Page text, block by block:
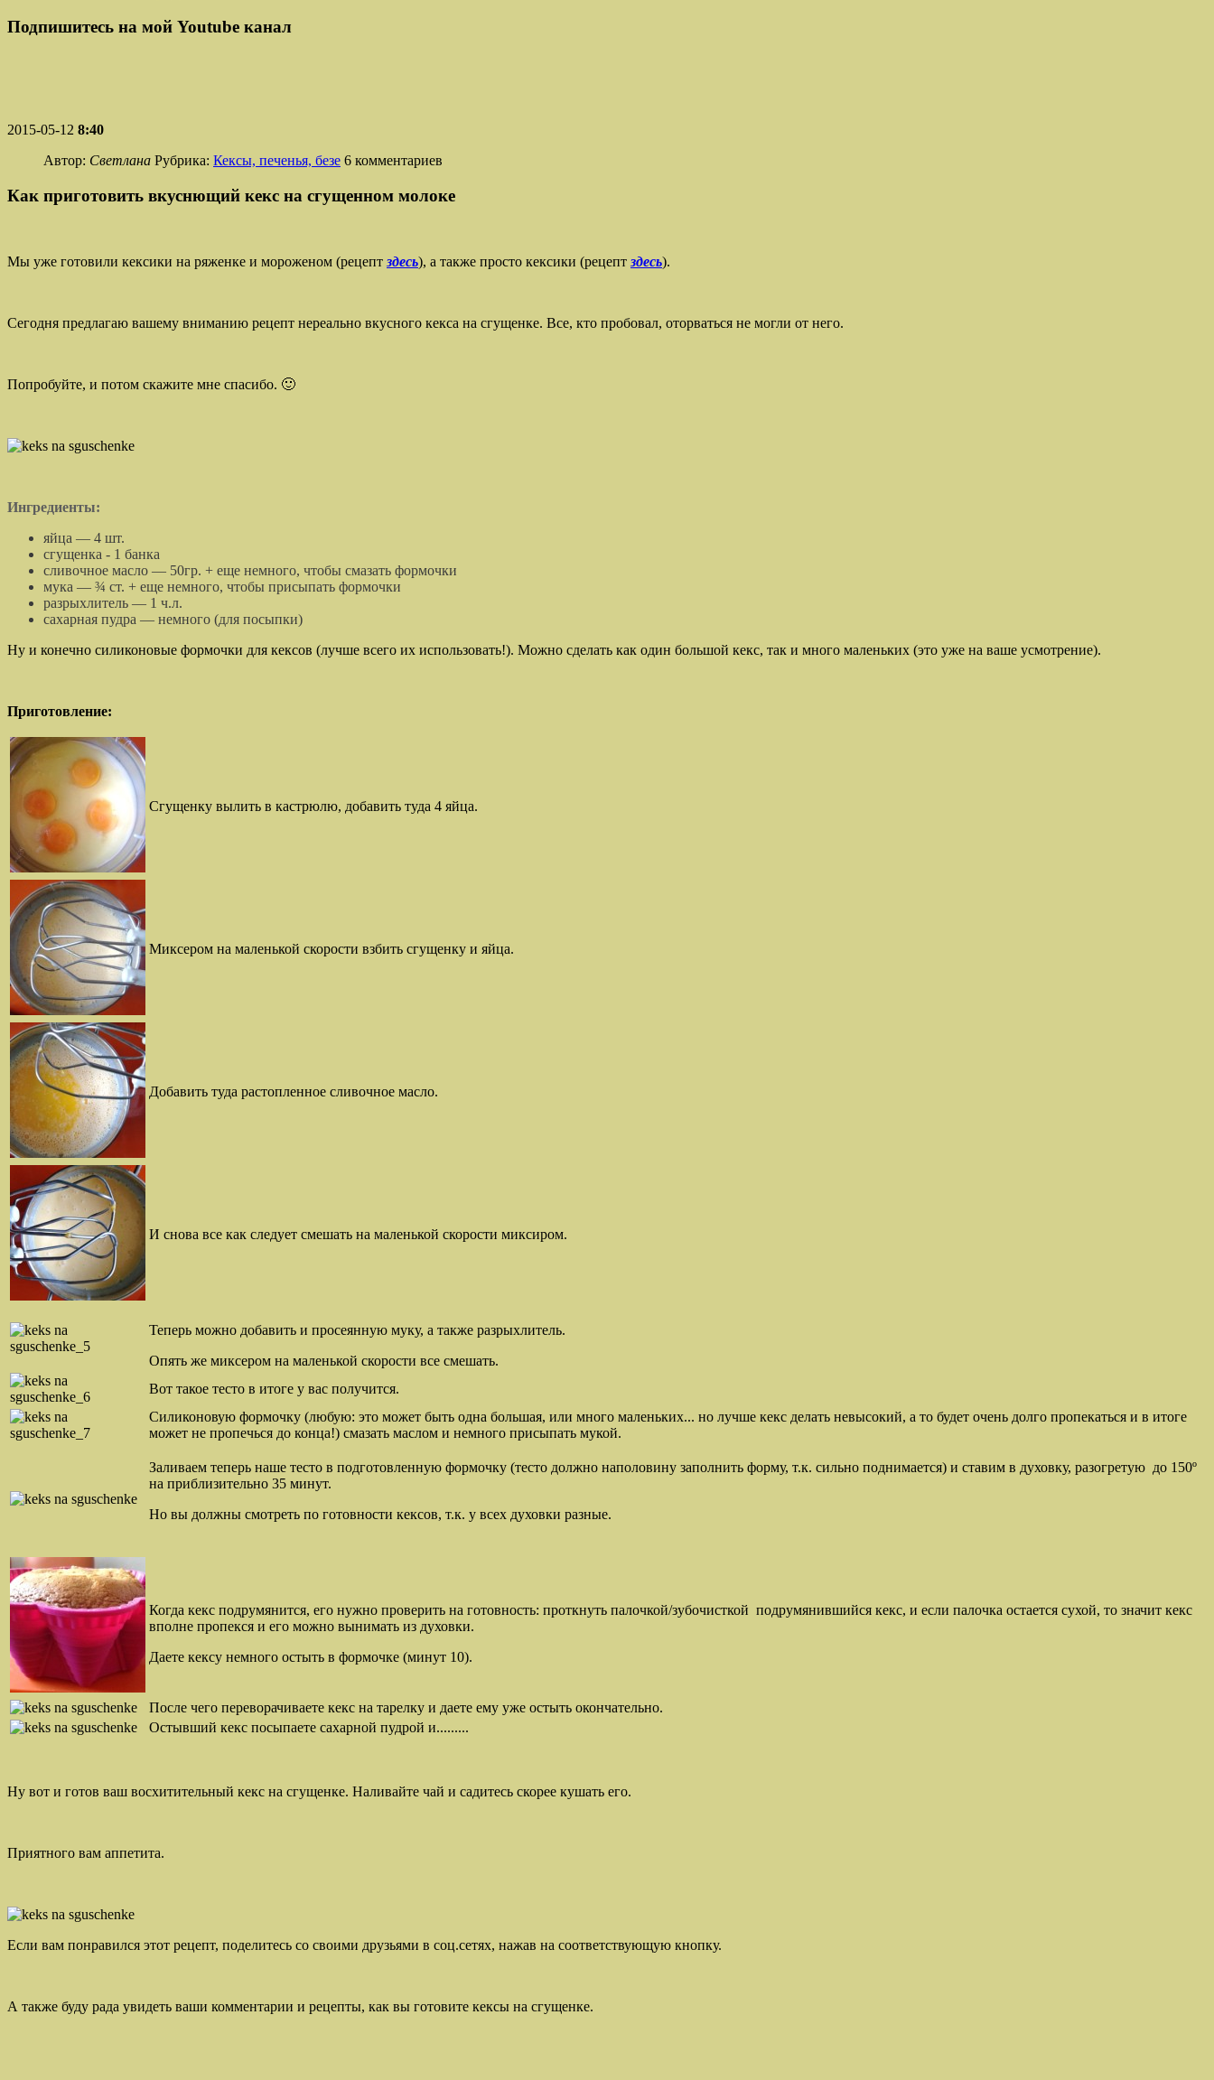
Подпишитесь на мой Youtube канал
2015-05-12 8:40
Автор: Светлана Рубрика: Кексы, печенья, безе 6 комментариев
Как приготовить вкуснющий кекс на сгущенном молоке
Мы уже готовили кексики на ряженке и мороженом (рецепт здесь), а также просто кексики (рецепт здесь).
Сегодня предлагаю вашему вниманию рецепт нереально вкусного кекса на сгущенке. Все, кто пробовал, оторваться не могли от него.
Попробуйте, и потом скажите мне спасибо. 🙂
Ингредиенты:
яйца — 4 шт.
сгущенка - 1 банка
сливочное масло — 50гр. + еще немного, чтобы смазать формочки
мука — ¾ ст. + еще немного, чтобы присыпать формочки
разрыхлитель — 1 ч.л.
сахарная пудра — немного (для посыпки)
Ну и конечно силиконовые формочки для кексов (лучше всего их использовать!). Можно сделать как один большой кекс, так и много маленьких (это уже на ваше усмотрение).
Приготовление:
Сгущенку вылить в кастрюлю, добавить туда 4 яйца.
Миксером на маленькой скорости взбить сгущенку и яйца.
Добавить туда растопленное сливочное масло.
И снова все как следует смешать на маленькой скорости миксиром.
Теперь можно добавить и просеянную муку, а также разрыхлитель.
Опять же миксером на маленькой скорости все смешать.
Вот такое тесто в итоге у вас получится.
Силиконовую формочку (любую: это может быть одна большая, или много маленьких... но лучше кекс делать невысокий, а то будет очень долго пропекаться и в итоге
может не пропечься до конца!) смазать маслом и немного присыпать мукой.
Заливаем теперь наше тесто в подготовленную формочку (тесто должно наполовину заполнить форму, т.к. сильно поднимается) и ставим в духовку, разогретую до 150º
на приблизительно 35 минут.
Но вы должны смотреть по готовности кексов, т.к. у всех духовки разные.
Когда кекс подрумянится, его нужно проверить на готовность: проткнуть палочкой/зубочисткой подрумянившийся кекс, и если палочка остается сухой, то значит кекс
вполне пропекся и его можно вынимать из духовки.
Даете кексу немного остыть в формочке (минут 10).
После чего переворачиваете кекс на тарелку и даете ему уже остыть окончательно.
Остывший кекс посыпаете сахарной пудрой и.........
Ну вот и готов ваш восхитительный кекс на сгущенке. Наливайте чай и садитесь скорее кушать его.
Приятного вам аппетита.
Если вам понравился этот рецепт, поделитесь со своими друзьями в соц.сетях, нажав на соответствующую кнопку.
А также буду рада увидеть ваши комментарии и рецепты, как вы готовите кексы на сгущенке.